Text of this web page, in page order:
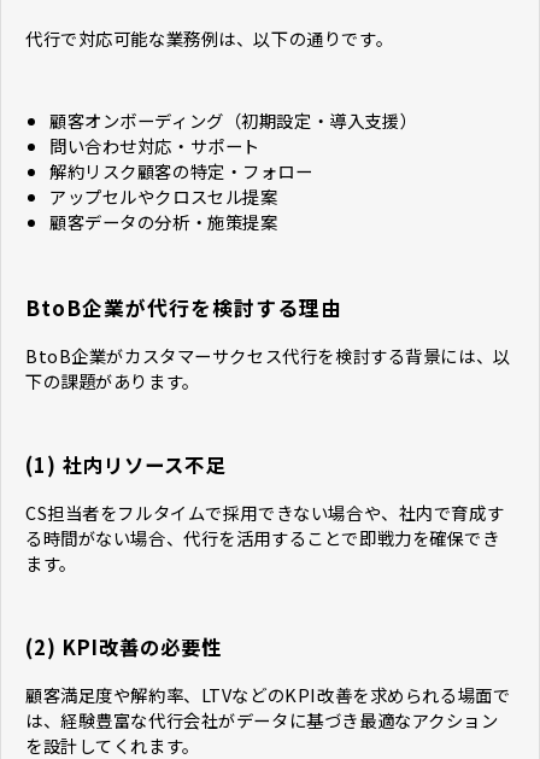
代行で対応可能な業務例は、以下の通りです。
顧客オンボーディング（初期設定・導入支援）
問い合わせ対応・サポート
解約リスク顧客の特定・フォロー
アップセルやクロスセル提案
顧客データの分析・施策提案
BtoB企業が代行を検討する理由
BtoB企業がカスタマーサクセス代行を検討する背景には、以
下の課題があります。
(1) 社内リソース不足
CS担当者をフルタイムで採用できない場合や、社内で育成す
る時間がない場合、代行を活用することで即戦力を確保でき
ます。
(2) KPI改善の必要性
顧客満足度や解約率、LTVなどのKPI改善を求められる場面で
は、経験豊富な代行会社がデータに基づき最適なアクション
を設計してくれます。